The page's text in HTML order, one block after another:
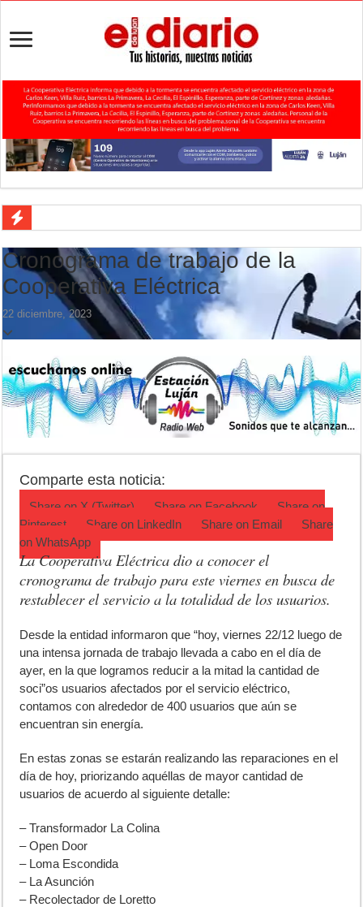
Agenda del Teatro Trinidad Guevara: agosto llega con una cartelera
ANMAT retiró productos tras detectar un robo que compromete su
Fiesta de la Galleta de Campo: Tomás Jofré se prepara para otra
Luján volvió al Campeonato Provincial de bochas
Patentes: La Provincia lanzó un asistente virtual para consultar
Corte de energía en Olivera: cuándo será y cuánto durará
Detuvieron a la mujer que acompañaba al acusado de balear a un
El pronóstico anticipa una semana que cambiará de golpe en la
Teatro El Galpón sufrió un robo y pide ayuda
Cronograma de trabajo de la
Cooperativa Eléctrica
22 diciembre, 2023
Comparte esta noticia:
Share on X (Twitter) Share on Facebook
Share on
Pinterest
Share on LinkedIn Share on Email
Share
onWhatsApp
La Cooperativa Eléctrica dio a conocer el
cronograma de trabajo para este viernes en busca de
restablecer el servicio a la totalidad de los usuarios.
Desde la entidad informaron que “hoy, viernes 22/12 luego de
una intensa jornada de trabajo llevada a cabo en el día de
ayer, en la que logramos reducir a la mitad la cantidad de
soci”os usuarios afectados por el servicio eléctrico,
contamos con alrededor de 400 usuarios que aún se
encuentran sin energía.
En estas zonas se estarán realizando las reparaciones en el
día de hoy, priorizando aquéllas de mayor cantidad de
usuarios de acuerdo al siguiente detalle:
– Transformador La Colina
– Open Door
– Loma Escondida
– La Asunción
– Recolectador de Loretto